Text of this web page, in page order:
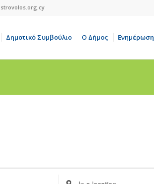
Δημοτικό Συμβούλιο Ο Δήμος Ενημέρωση
Enter